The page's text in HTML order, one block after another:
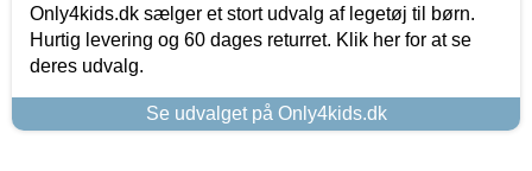
Only4kids.dk sælger et stort udvalg af legetøj til børn.
Hurtig levering og 60 dages returret. Klik her for at se
deres udvalg.
Se udvalget på Only4kids.dk